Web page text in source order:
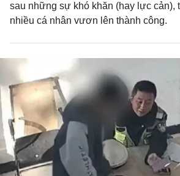
sau những sự khó khăn (hay lực cản),
nhiều cá nhân vươn lên thành công.